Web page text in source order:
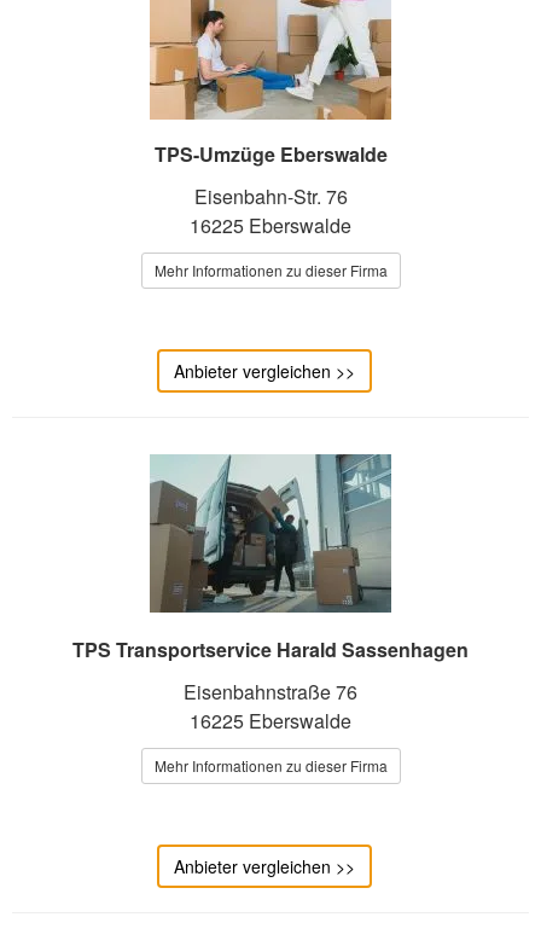
TPS-Umzüge Eberswalde
Eisenbahn-Str. 76
16225 Eberswalde
Mehr Informationen zu dieser Firma
Anbieter vergleichen >>
TPS Transportservice Harald Sassenhagen
Eisenbahnstraße 76
16225 Eberswalde
Mehr Informationen zu dieser Firma
Anbieter vergleichen >>